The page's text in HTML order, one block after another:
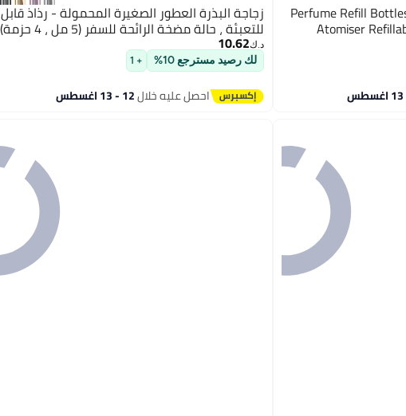
Perfume Refill
Atomiser
زجاجة البذرة العطور الصغيرة المحمولة - رذاذ قابل
للتعبئة ، حالة مضخة الرائحة للسفر (5 مل ، 4 حزمة)
د.ك‏10.62
لك رصيد مسترجع 10% + 1
احصل عليه خلال12 - 13 اغسطس